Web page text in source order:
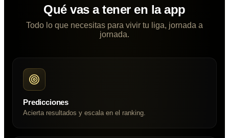
Qué vas a tener en la app
Todo lo que necesitas para vivir tu liga, jornada a
jornada.
Predicciones
Acierta resultados y escala en el ranking.